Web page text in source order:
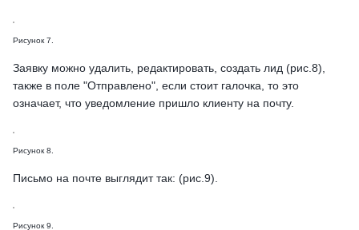
Рисунок 7.
Заявку можно удалить, редактировать, создать лид (рис.8),
также в поле "Отправлено", если стоит галочка, то это
означает, что уведомление пришло клиенту на почту.
Рисунок 8.
Письмо на почте выглядит так: (рис.9).
Рисунок 9.